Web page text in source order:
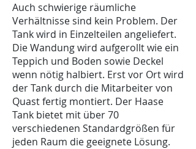
Auch schwierige räumliche
Verhältnisse sind kein Problem. Der
Tank wird in Einzelteilen angeliefert.
Die Wandung wird aufgerollt wie ein
Teppich und Boden sowie Deckel
wenn nötig halbiert. Erst vor Ort wird
der Tank durch die Mitarbeiter von
Quast fertig montiert. Der Haase
Tank bietet mit über 70
verschiedenen Standardgrößen für
jeden Raum die geeignete Lösung.